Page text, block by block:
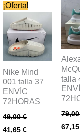
¡Oferta!
Nike Mind
001 talla 37
ENVÍO
72HORAS
49,00€
41,65€
Este
producto
tiene
múltiples
variantes.
Las
opciones
se
elegir
en
talla
tiene
Las
se
elegir
en